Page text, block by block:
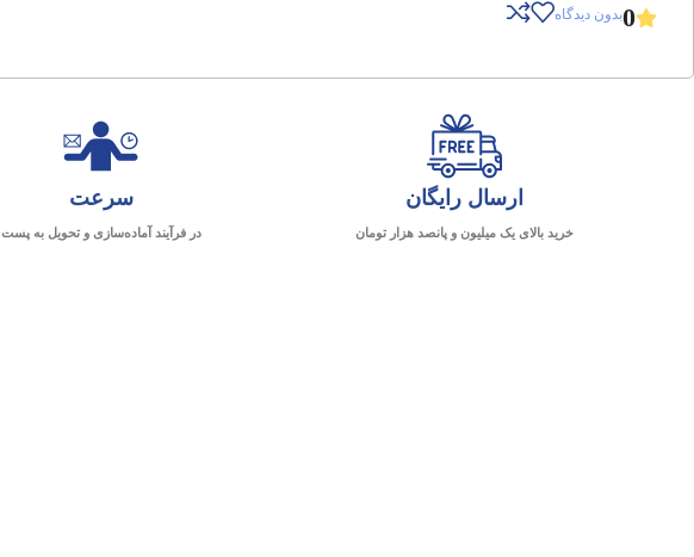
0بدون دیدگاه
ارسال رایگان
خرید بالای یک میلیون و پانصد هزار تومان
سرعت
در فرآیند آماده‌سازی و تحویل به پست